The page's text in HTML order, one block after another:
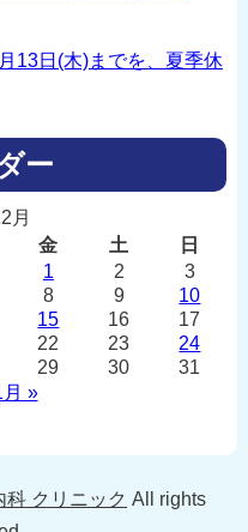
13日(木)までを、夏季休
ー
月
金 土
日
1
2
3
8 9
10
15 16
17
22 23
24
29 30
31
月 »
クリニック All rights